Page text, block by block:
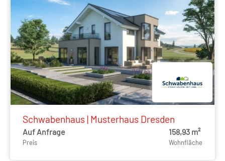
Schwabenhaus | Musterhaus Dresden
Auf Anfrage
Preis
158,93 m²
Wohnfläche